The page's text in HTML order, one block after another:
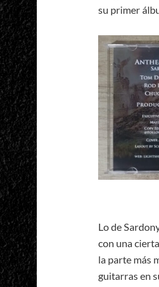
su primer
Lo de
con una
la parte más
guitarras en